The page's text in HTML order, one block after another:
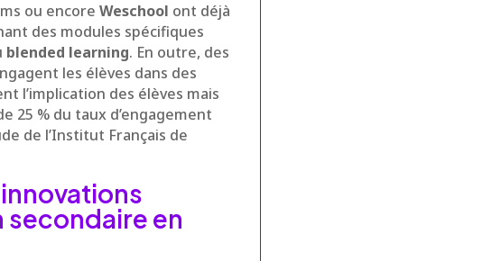
ou encore Weschool ont déjà
des modules spécifiques
blended learning. En outre, des
les élèves dans des
l’implication des élèves mais
25 % du taux d’engagement
de l’Institut Français de
secondaire en